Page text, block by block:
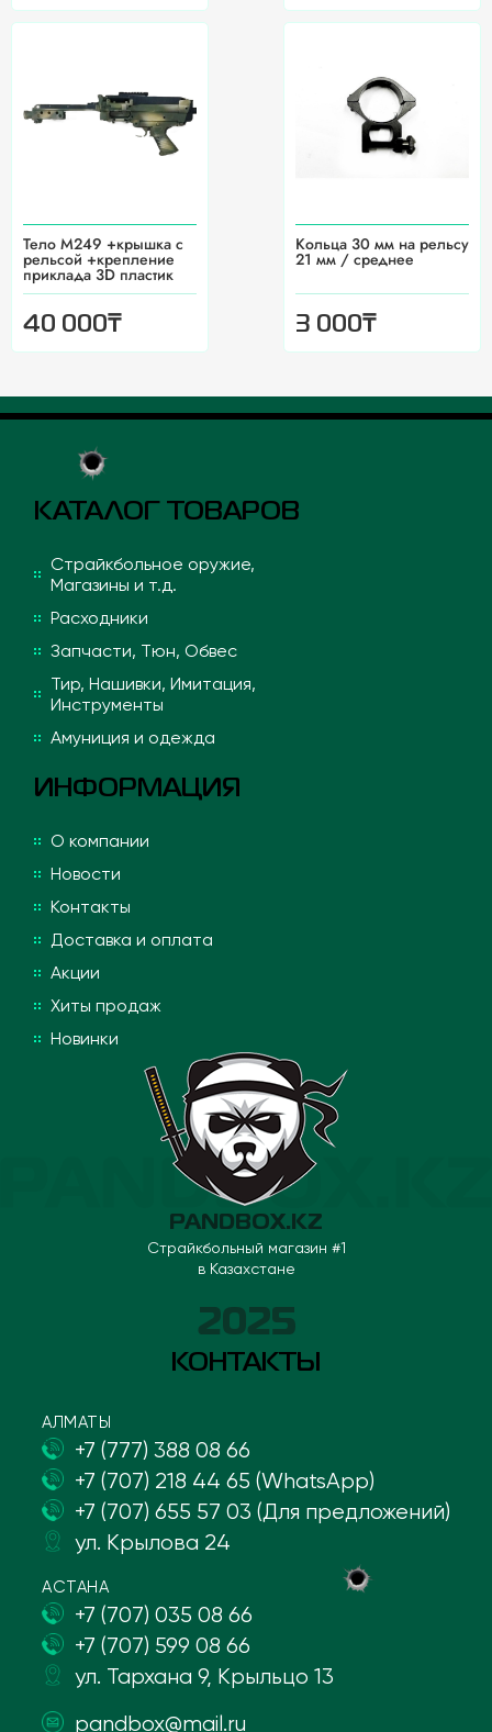
Тело М249 +крышка с
рельсой +крепление
приклада 3D пластик
40 000₸
Кольца 30 мм на рельсу
21 мм / среднее
3 000₸
КАТАЛОГ ТОВАРОВ
Страйкбольное оружие,
Магазины и т.д.
Расходники
Запчасти, Тюн, Обвес
Тир, Нашивки, Имитация,
Инструменты
Амуниция и одежда
ИНФОРМАЦИЯ
О компании
Новости
Контакты
Доставка и оплата
Акции
Хиты продаж
Новинки
PANDBOX.KZ
Страйкбольный магазин #1
в Казахстане
2025
КОНТАКТЫ
АЛМАТЫ
+7 (777) 388 08 66
+7 (707) 218 44 65 (WhatsApp)
+7 (707) 655 57 03 (Для предложений)
ул. Крылова 24
АСТАНА
+7 (707) 035 08 66
+7 (707) 599 08 66
ул. Тархана 9, Крыльцо 13
pandbox@mail.ru